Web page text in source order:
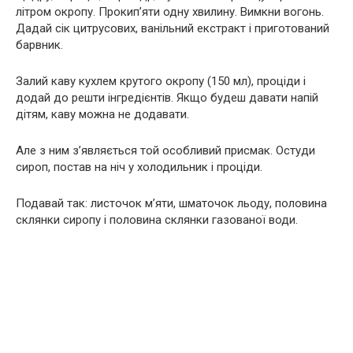
літром окропу. Прокип’яти одну хвилину. Вимкни вогонь.
Дадай сік цитрусових, ванільний екстракт і приготований
барвник.
Залий каву кухлем крутого окропу (150 мл), проціди і
додай до решти інгредієнтів. Якщо будеш давати напій
дітям, каву можна не додавати.
Але з ним з’являється той особливий присмак. Остуди
сироп, постав на ніч у холодильник і проціди.
Подавай так: листочок м’яти, шматочок льоду, половина
склянки сиропу і половина склянки газованої води.